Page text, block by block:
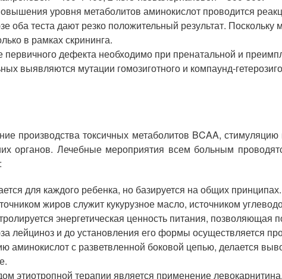
уровня метаболитов аминокислот проводится
теста дают резко положительный результат. Поскольку
в рамках скрининга.
дефекта необходимо при пренатальной и
выявляются мутации гомозиготного и компаунд-
производства токсичных метаболитов BCAA,
органов. Лечебные мероприятия всем больным
для каждого ребенка, но базируется на общих
жиров служит кукурузное масло, источником
энергетическая ценность питания, позволяющая
лейциноз и до установления его формы осуществляется
аминокислот с разветвленной боковой цепью, делается
этиотропной терапии является применение